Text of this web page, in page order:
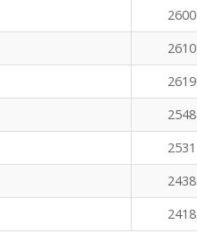
2600
2610
2619
2548
2531
2438
2418